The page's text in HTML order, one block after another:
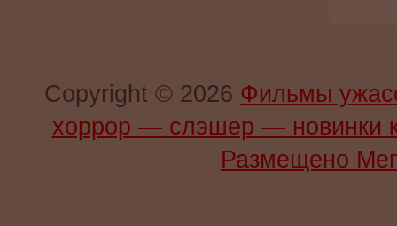
Copyright © 2026 Фильмы
хоррор — слэшер —
Размещено